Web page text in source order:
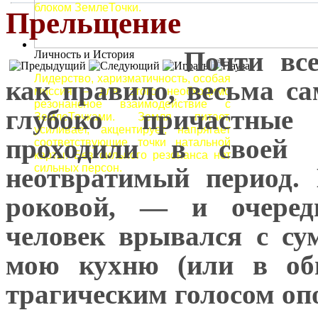
блоком ЗемлеТочки.
Личность и История
Лидерство, харизматичность, особая
миссия – для этого необходимо
резонансное взаимодействие с
ЗемлеТочками. Земля питает,
усиливает, акцентирует, напрягает
соответствующие точки натальной
карты. Без сильного резонанса нет
сильных персон.
Прельщение
Почти
как правило, весьма
глубоко
проходили в своей
неотвратимый
роковой, — и
человек врывался с
мою кухню (или в
трагическим голосом